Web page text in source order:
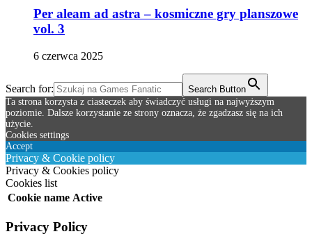
Per aleam ad astra – kosmiczne gry planszowe
vol. 3
6 czerwca 2025
Search for:
Search Button
Ta strona korzysta z ciasteczek aby świadczyć usługi na najwyższym
poziomie. Dalsze korzystanie ze strony oznacza, że zgadzasz się na ich
użycie.
Cookies settings
Accept
Privacy & Cookie policy
Privacy & Cookies policy
Cookies list
Cookie name Active
Privacy Policy